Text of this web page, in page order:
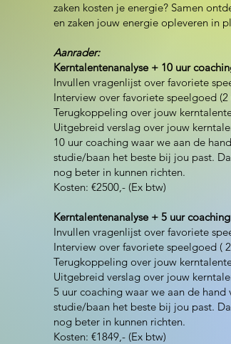
zaken kosten je energie? Samen
en zaken jouw energie opleveren in
Aanrader:
Kerntalentenanalyse + 10 uur
Invullen vragenlijst over favoriete
Interview over favoriete speelgoed (2
Terugkoppeling over jouw
Uitgebreid verslag over jouw
10 uur coaching waar we aan de
studie/baan het beste bij jou past.
nog beter in kunnen richten.
Kosten: €2500,- (Ex btw)
Kerntalentenanalyse + 5 uur
Invullen vragenlijst over favoriete
Interview over favoriete speelgoed (
Terugkoppeling over jouw
Uitgebreid verslag over jouw
5 uur coaching waar we aan de
studie/baan het beste bij jou past.
nog beter in kunnen richten.
Kosten: €1849,- (Ex btw)